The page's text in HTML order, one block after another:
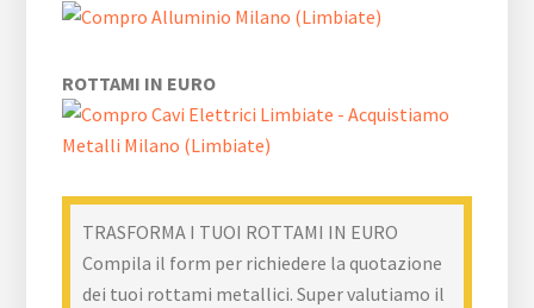
ROTTAMI IN EURO
TRASFORMA I TUOI ROTTAMI IN EURO
Compila il form per richiedere la quotazione
dei tuoi rottami metallici. Super valutiamo il